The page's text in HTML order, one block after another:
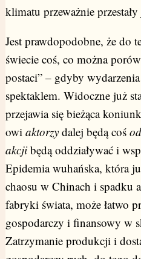
klimatu przeważnie
Jest prawdopodobne, że do
świecie coś, co można
postaci” – gdyby
spektaklem. Widoczne już
przejawia się bieżąca
owi aktorzydalej będą coś
akcjibędą oddziaływać i
Epidemia wuhańska, która
chaosu w Chinach i spadku
fabryki świata, może łatwo
gospodarczy i finansowy w
Zatrzymanie produkcji i